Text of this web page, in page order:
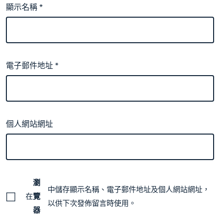
顯示名稱*
電子郵件地址*
個人網站網址
在
瀏
覽
器
中儲存顯示名稱、電子郵件地址及個人網站網址，
以供下次發佈留言時使用。